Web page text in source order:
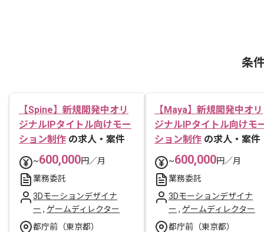
条
【Spine】新規開発中オリ
ジナルIPタイトル向けモー
ション制作 の求人・案件
~600,000円／月
業務委託
3Dモーションデザイナ
ー , ゲームディレクター
都庁前（東京都）
【Maya】新規開発中オリ
ジナルIPタイトル向けモ
ション制作 の求人・案件
~600,000円／月
業務委託
3Dモーションデザイナ
ー , ゲームディレクター
都庁前（東京都）